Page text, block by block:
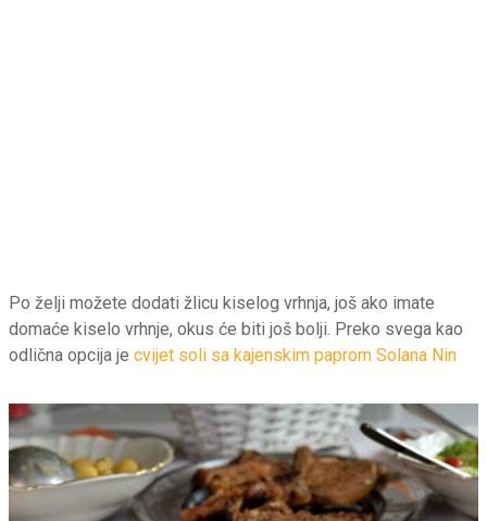
Po želji možete dodati žlicu kiselog vrhnja, još ako imate
domaće kiselo vrhnje, okus će biti još bolji. Preko svega kao
odlična opcija je cvijet soli sa kajenskim paprom Solana Nin